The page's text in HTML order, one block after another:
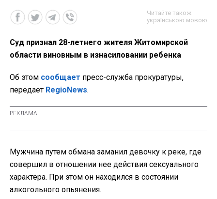
Читайте також
українською мовою
Суд признал 28-летнего жителя Житомирской
области виновным в изнасиловании ребенка
Об этом сообщает пресс-служба прокуратуры,
передает RegioNews.
Мужчина путем обмана заманил девочку к реке, где
совершил в отношении нее действия сексуального
характера. При этом он находился в состоянии
алкогольного опьянения.